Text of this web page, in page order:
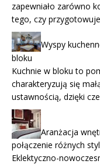
zapewniało zarówno
tego, czy
Wyspy
bloku
Kuchnie w bloku to
charakteryzują się
ustawnością, dzięki
Aranżacja
połączenie różnych
Eklektyczno-